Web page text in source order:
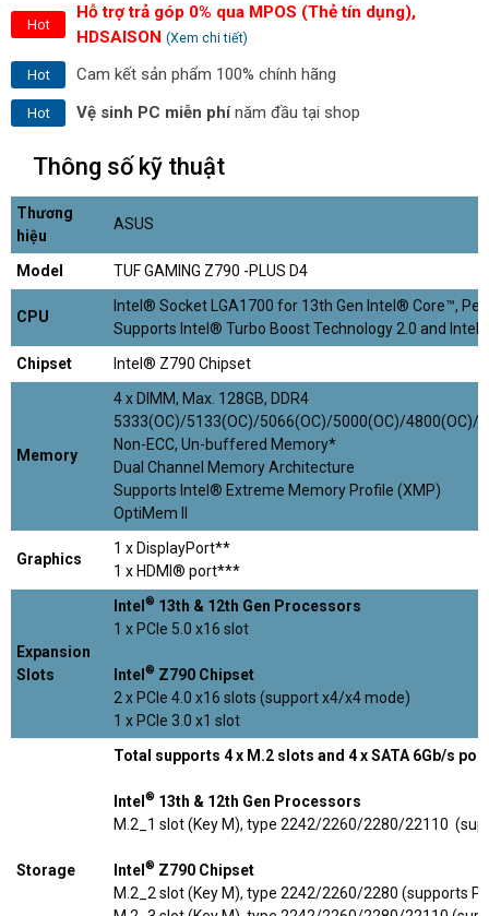
Hot
Hỗ trợ trả góp 0% qua MPOS (Thẻ tín dụng),
HDSAISON (Xem chi tiết)
Hot Cam kết sản phẩm 100% chính hãng
Hot Vệ sinh PC miễn phínăm đầu tại shop
Thông số kỹ thuật
Thương
hiệu
ASUS
Model TUF GAMING Z790 -PLUS D4
CPU
Intel® Socket LGA1700 for 13th Gen Intel® Core™,
Supports Intel® Turbo Boost Technology 2.0 and
Chipset
Intel® Z790 Chipset
Memory
4 x DIMM, Max. 128GB, DDR4
5333(OC)/5133(OC)/5066(OC)/5000(OC)/
Non-ECC, Un-buffered Memory*
Dual Channel Memory Architecture
Supports Intel® Extreme Memory Profile (XMP)
OptiMem II
Graphics
1 x DisplayPort**
1 x HDMI® port***
Expansion
Slots
Intel® 13th & 12th Gen Processors
1 x PCIe 5.0 x16 slot
Intel® Z790 Chipset
2 x PCIe 4.0 x16 slots (support x4/x4 mode)
1 x PCIe 3.0 x1 slot
Storage
Total supports 4 x M.2 slots and 4 x SATA 6Gb/s
Intel® 13th & 12th Gen Processors
M.2_1 slot (Key M), type 2242/2260/2280/22110
Intel® Z790 Chipset
M.2_2 slot (Key M), type 2242/2260/2280 (supports